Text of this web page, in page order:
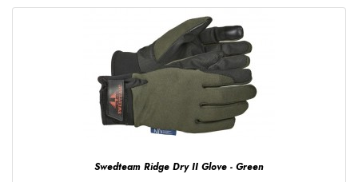
Swedteam Ridge Dry II Glove - Green